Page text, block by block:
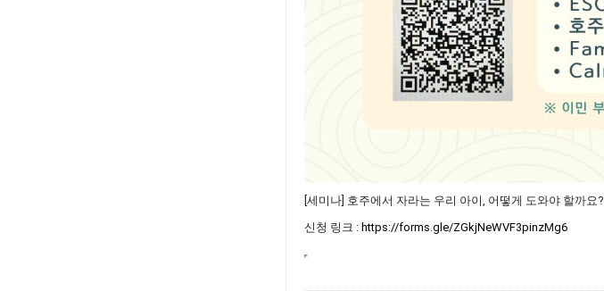
[세미나] 호주에서 자라는 우리 아이, 어떻게 도와야 할까요?
신청 링크 : https://forms.gle/ZGkjNeWVF3pinzMg6